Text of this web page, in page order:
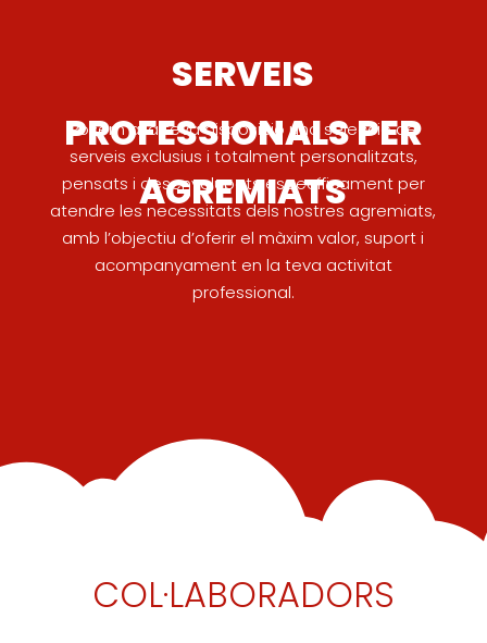
SERVEIS
PROFESSIONALS PER
AGREMIATS
Posem a la teva disposició una selecció de
serveis exclusius i totalment personalitzats,
pensats i desenvolupats específicament per
atendre les necessitats dels nostres agremiats,
amb l’objectiu d’oferir el màxim valor, suport i
acompanyament en la teva activitat
professional.
COL·LABORADORS